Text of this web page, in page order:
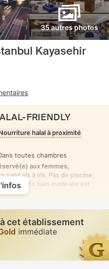
35 autres photos
Kayasehir
FRIENDLY
halal à proximité
toutes chambres
aux femmes,
sans vis à vis. Pas de piscine,
tenue de bain modeste est
cet établissement
immédiate